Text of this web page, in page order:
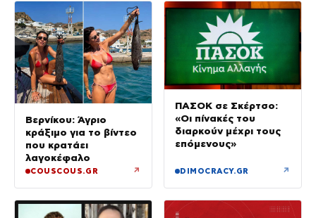
Βερνίκου: Άγριο
κράξιμο για το βίντεο
που κρατάει
λαγοκέφαλο
COUSCOUS.GR ↗
ΠΑΣΟΚ σε Σκέρτσο:
«Οι πίνακές του
διαρκούν μέχρι τους
επόμενους»
DIMOCRACY.GR ↗